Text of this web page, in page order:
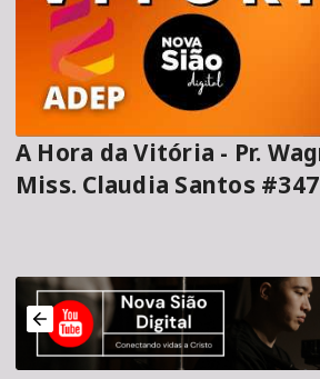
A Hora da Vitória - Pr. Wagner Santos e
Miss. Claudia Santos #347